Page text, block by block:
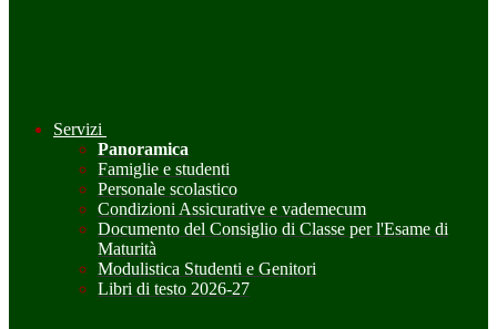
Servizi
Panoramica
Famiglie e studenti
Personale scolastico
Condizioni Assicurative e vademecum
Documento del Consiglio di Classe per l'Esame di
Maturità
Modulistica Studenti e Genitori
Libri di testo 2026-27